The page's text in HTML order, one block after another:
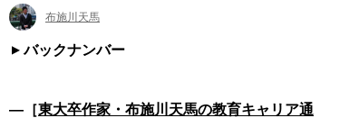
布施川天馬
バックナンバー
―［東大卒作家・布施川天馬の教育キャリア通